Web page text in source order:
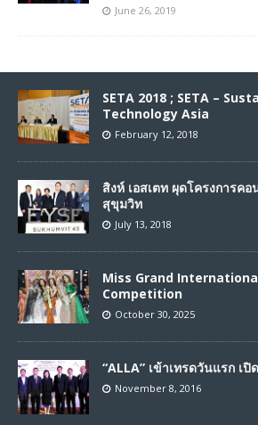
June 26, 2019
SETA 2018 ; SETA –
Technology Asia
February 12, 2018
สิงห์ เอสเตท ผุดโครงการค
สุขุมวิท
July 13, 2018
Miss Grand
Competition
October 30, 2025
“ALLA” เข้าเทรดวันแรก เ
November 8, 2016